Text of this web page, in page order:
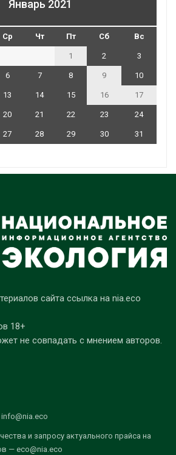
Январь 2021
Ср Чт Пт Сб Вс
1 2 3
6 7 8 9 10
13 14 15 16 17
20 21 22 23 24
27 28 29 30
31
сайта ссылка на nia.eco
18+
не совпадать с мнением авторов.
и запросу актуального прайса на
— eco@nia.eco